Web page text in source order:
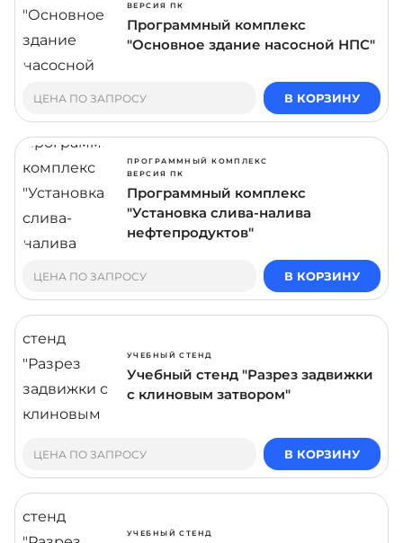
ВЕРСИЯ ПК
Программный комплекс
"Основное здание насосной НПС"
ЦЕНА ПО ЗАПРОСУ В КОРЗИНУ
ПРОГРАММНЫЙ КОМПЛЕКС
ВЕРСИЯ ПК
Программный комплекс
"Установка слива-налива
нефтепродуктов"
ЦЕНА ПО ЗАПРОСУ В КОРЗИНУ
УЧЕБНЫЙ СТЕНД
Учебный стенд "Разрез задвижки
с клиновым затвором"
ЦЕНА ПО ЗАПРОСУ В КОРЗИНУ
УЧЕБНЫЙ СТЕНД